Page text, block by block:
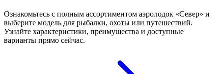
Ознакомьтесь с полным ассортиментом аэролодок «Север» и
выберите модель для рыбалки, охоты или путешествий.
Узнайте характеристики, преимущества и доступные
варианты прямо сейчас.